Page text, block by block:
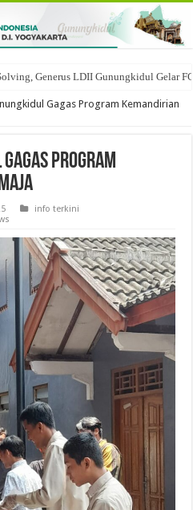
Generus LDII Gunungkidul Gelar
Gagas Program Kemandirian
Gagas Program
info terkini